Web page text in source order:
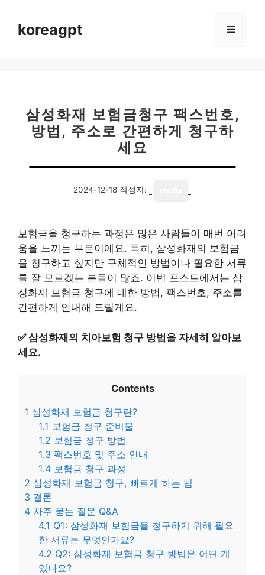
koreagpt 메
삼성화재 보험금청구 팩스번호,
방법, 주소로 간편하게 청구하
세요
2024-12-18 작성자:
보험금을 청구하는 과정은 많은 사람들이 매번 어려
움을 느끼는 부분이에요. 특히, 삼성화재의 보험금
을 청구하고 싶지만 구체적인 방법이나 필요한 서류
를 잘 모르겠는 분들이 많죠. 이번 포스트에서는 삼
성화재 보험금 청구에 대한 방법, 팩스번호, 주소를
간편하게 안내해 드릴게요.
✅삼성화재의 치아보험 청구 방법을 자세히 알아보
세요.
Contents
1 삼성화재 보험금 청구란?
1.1 보험금 청구 준비물
1.2 보험금 청구 방법
1.3 팩스번호 및 주소 안내
1.4 보험금 청구 과정
2 삼성화재 보험금 청구, 빠르게 하는 팁
3 결론
4 자주 묻는 질문 Q&A
4.1 Q1: 삼성화재 보험금을 청구하기 위해 필요
한 서류는 무엇인가요?
4.2 Q2: 삼성화재 보험금 청구 방법은 어떤 게
있나요?